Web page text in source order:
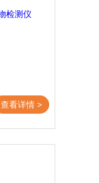
查看详情 >